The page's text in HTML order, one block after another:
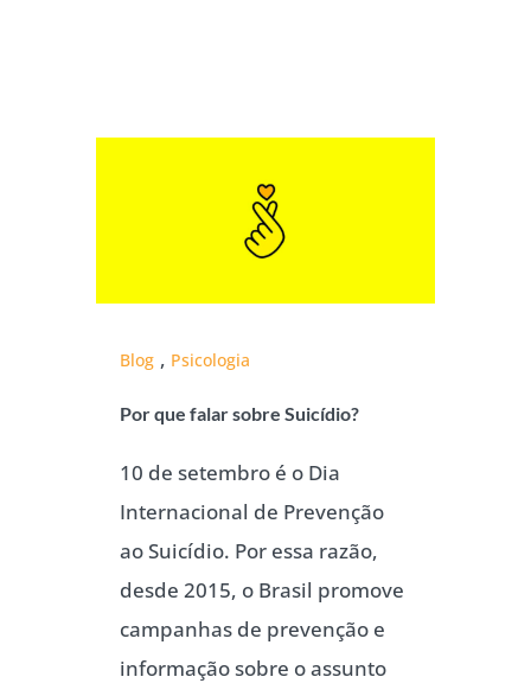
Blog , Psicologia
Por que falar sobre Suicídio?
10 de setembro é o Dia
Internacional de Prevenção
ao Suicídio. Por essa razão,
desde 2015, o Brasil promove
campanhas de prevenção e
informação sobre o assunto